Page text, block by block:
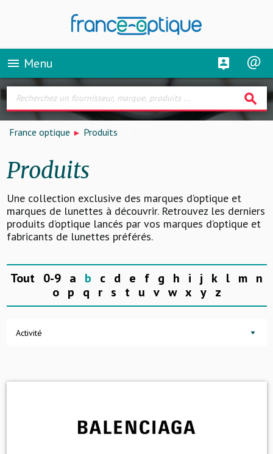
menu Menu
search
France optique Produits
Produits
Une collection exclusive des marques d’optique et
marques de lunettes à découvrir. Retrouvez les derniers
produits d’optique lancés par vos marques d’optique et
fabricants de lunettes préférés.
Tout 0-9 a b c d e f g h i j k l m n
o p q r s t u v w x y z
Activité